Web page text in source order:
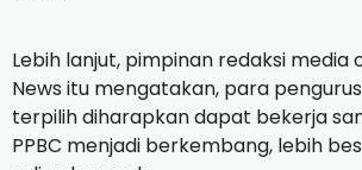
Lebih lanjut, pimpinan redaksi media
News itu mengatakan, para
terpilih diharapkan dapat bekerja
PPBC menjadi berkembang, lebih